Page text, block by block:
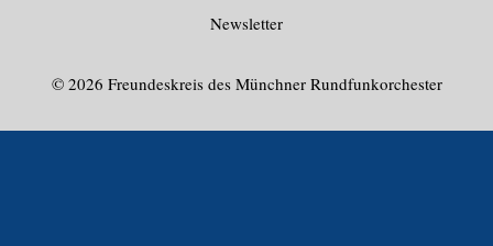
Newsletter
© 2026 Freundeskreis des Münchner Rundfunkorchester